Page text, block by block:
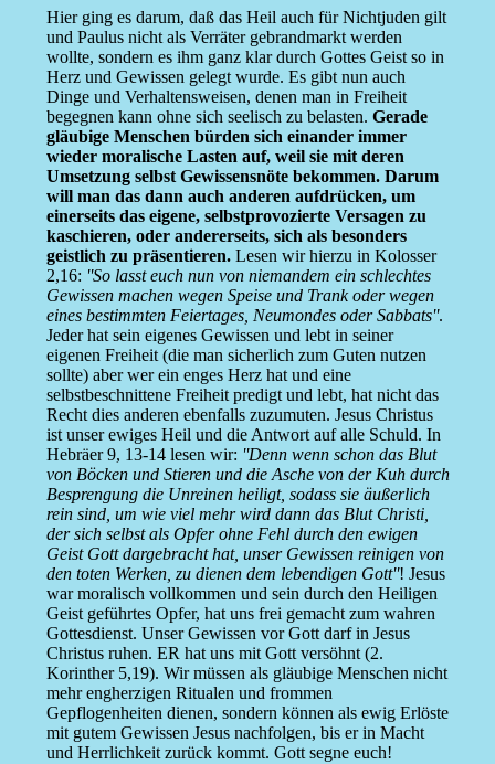
Hier ging es darum, daß das Heil auch für Nichtjuden gilt
und Paulus nicht als Verräter gebrandmarkt werden
wollte, sondern es ihm ganz klar durch Gottes Geist so in
Herz und Gewissen gelegt wurde. Es gibt nun auch
Dinge und Verhaltensweisen, denen man in Freiheit
begegnen kann ohne sich seelisch zu belasten. Gerade
gläubige Menschen bürden sich einander immer
wieder moralische Lasten auf, weil sie mit deren
Umsetzung selbst Gewissensnöte bekommen. Darum
will man das dann auch anderen aufdrücken, um
einerseits das eigene, selbstprovozierte Versagen zu
kaschieren, oder andererseits, sich als besonders
geistlich zu präsentieren.Lesen wir hierzu in Kolosser
2,16: ''So lasst euch nun von niemandem ein schlechtes
Gewissen machen wegen Speise und Trank oder wegen
eines bestimmten Feiertages, Neumondes oder Sabbats''.
Jeder hat sein eigenes Gewissen und lebt in seiner
eigenen Freiheit (die man sicherlich zum Guten nutzen
sollte) aber wer ein enges Herz hat und eine
selbstbeschnittene Freiheit predigt und lebt, hat nicht das
Recht dies anderen ebenfalls zuzumuten. Jesus Christus
ist unser ewiges Heil und die Antwort auf alle Schuld. In
Hebräer 9, 13-14 lesen wir: ''Denn wenn schon das Blut
von Böcken und Stieren und die Asche von der Kuh durch
Besprengung die Unreinen heiligt, sodass sie äußerlich
rein sind, um wie viel mehr wird dann das Blut Christi,
der sich selbst als Opfer ohne Fehl durch den ewigen
Geist Gott dargebracht hat, unser Gewissen reinigen von
den toten Werken, zu dienen dem lebendigen Gott''! Jesus
war moralisch vollkommen und sein durch den Heiligen
Geist geführtes Opfer, hat uns frei gemacht zum wahren
Gottesdienst. Unser Gewissen vor Gott darf in Jesus
Christus ruhen. ER hat uns mit Gott versöhnt (2.
Korinther 5,19). Wir müssen als gläubige Menschen nicht
mehr engherzigen Ritualen und frommen
Gepflogenheiten dienen, sondern können als ewig Erlöste
mit gutem Gewissen Jesus nachfolgen, bis er in Macht
und Herrlichkeit zurück kommt. Gott segne euch!